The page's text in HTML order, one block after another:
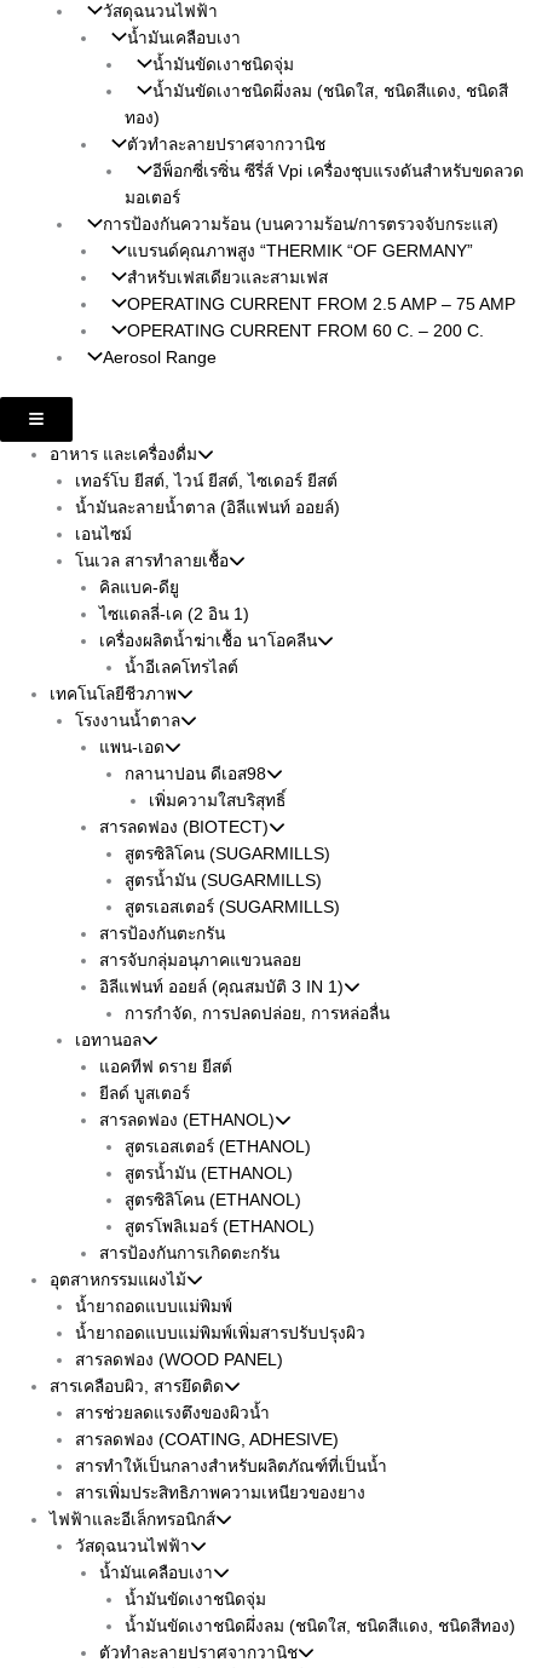
วัสดุฉนวนไฟฟ้า
น้ำมันเคลือบเงา
น้ำมันขัดเงาชนิดจุ่ม
น้ำมันขัดเงาชนิดผึ่งลม (ชนิดใส, ชนิดสีแดง, ชนิดสี
ทอง)
ตัวทำละลายปราศจากวานิช
อีพ็อกซี่เรซิ่น ซีรี่ส์ Vpi เครื่องชุบแรงดันสำหรับขดลวด
มอเตอร์
การป้องกันความร้อน (บนความร้อน/การตรวจจับกระแส)
แบรนด์คุณภาพสูง “THERMIK “OF GERMANY”
สำหรับเฟสเดียวและสามเฟส
OPERATING CURRENT FROM 2.5 AMP – 75 AMP
OPERATING CURRENT FROM 60 C. – 200 C.
Aerosol Range
Hamburger Toggle Menu
อาหาร และเครื่องดื่ม
เทอร์โบ ยีสต์, ไวน์ ยีสต์, ไซเดอร์ ยีสต์
น้ำมันละลายน้ำตาล (อิลีแฟนท์ ออยล์)
เอนไซม์
โนเวล สารทำลายเชื้อ
คิลแบค-ดียู
ไซแดลลี่-เค (2 อิน 1)
เครื่องผลิตน้ำฆ่าเชื้อ นาโอคลีน
น้ำอีเลคโทรไลต์
เทคโนโลยีชีวภาพ
โรงงานน้ำตาล
แพน-เอด
กลานาปอน ดีเอส98
เพิ่มความใสบริสุทธิ์
สารลดฟอง (BIOTECT)
สูตรซิลิโคน (SUGARMILLS)
สูตรน้ำมัน (SUGARMILLS)
สูตรเอสเตอร์ (SUGARMILLS)
สารป้องกันตะกรัน
สารจับกลุ่มอนุภาคแขวนลอย
อิลีแฟนท์ ออยล์ (คุณสมบัติ 3 IN 1)
การกำจัด, การปลดปล่อย, การหล่อลื่น
เอทานอล
แอคทีฟ ดราย ยีสต์
ยีลด์ บูสเตอร์
สารลดฟอง (ETHANOL)
สูตรเอสเตอร์ (ETHANOL)
สูตรน้ำมัน (ETHANOL)
สูตรซิลิโคน (ETHANOL)
สูตรโพลิเมอร์ (ETHANOL)
สารป้องกันการเกิดตะกรัน
อุตสาหกรรมแผงไม้
น้ำยาถอดแบบแม่พิมพ์
น้ำยาถอดแบบแม่พิมพ์เพิ่มสารปรับปรุงผิว
สารลดฟอง (WOOD PANEL)
สารเคลือบผิว, สารยึดติด
สารช่วยลดแรงตึงของผิวน้ำ
สารลดฟอง (COATING, ADHESIVE)
สารทำให้เป็นกลางสำหรับผลิตภัณฑ์ที่เป็นน้ำ
สารเพิ่มประสิทธิภาพความเหนียวของยาง
ไฟฟ้าและอีเล็กทรอนิกส์
วัสดุฉนวนไฟฟ้า
น้ำมันเคลือบเงา
น้ำมันขัดเงาชนิดจุ่ม
น้ำมันขัดเงาชนิดผึ่งลม (ชนิดใส, ชนิดสีแดง, ชนิดสีทอง)
ตัวทำละลายปราศจากวานิช